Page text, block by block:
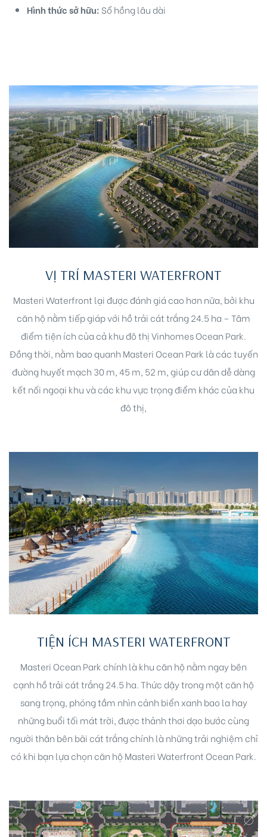
Hình thức sở hữu: Sổ hồng lâu dài
VỊ TRÍ MASTERI WATERFRONT
Masteri Waterfront lại được đánh giá cao hơn nữa, bởi khu
căn hộ nằm tiếp giáp với hồ trải cát trắng 24.5 ha – Tâm
điểm tiện ích của cả khu đô thị Vinhomes Ocean Park.
Đồng thời, nằm bao quanh Masteri Ocean Park là các tuyến
đường huyết mạch 30 m, 45 m, 52 m, giúp cư dân dễ dàng
kết nối ngoại khu và các khu vực trọng điểm khác của khu
đô thị,
TIỆN ÍCH MASTERI WATERFRONT
Masteri Ocean Park chính là khu căn hộ nằm ngay bên
cạnh hồ trải cát trắng 24.5 ha. Thức dậy trong một căn hộ
sang trọng, phóng tầm nhìn cảnh biển xanh bao la hay
những buổi tối mát trời, được thảnh thơi dạo bước cùng
người thân bên bãi cát trắng chính là những trải nghiệm chỉ
có khi bạn lựa chọn căn hộ Masteri Waterfront Ocean Park.